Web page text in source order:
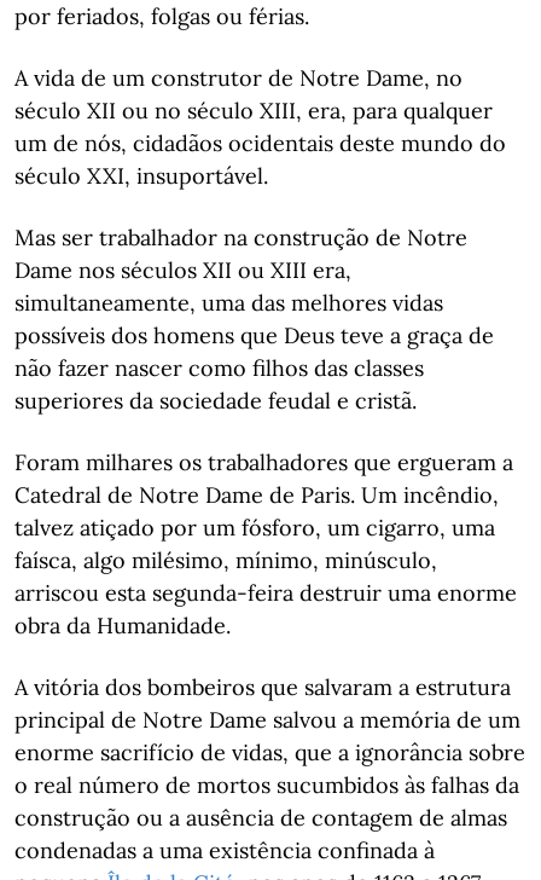
por feriados, folgas ou férias.
A vida de um construtor de Notre Dame, no
século XII ou no século XIII, era, para qualquer
um de nós, cidadãos ocidentais deste mundo do
século XXI, insuportável.
Mas ser trabalhador na construção de Notre
Dame nos séculos XII ou XIII era,
simultaneamente, uma das melhores vidas
possíveis dos homens que Deus teve a graça de
não fazer nascer como filhos das classes
superiores da sociedade feudal e cristã.
Foram milhares os trabalhadores que ergueram a
Catedral de Notre Dame de Paris. Um incêndio,
talvez atiçado por um fósforo, um cigarro, uma
faísca, algo milésimo, mínimo, minúsculo,
arriscou esta segunda-feira destruir uma enorme
obra da Humanidade.
A vitória dos bombeiros que salvaram a estrutura
principal de Notre Dame salvou a memória de um
enorme sacrifício de vidas, que a ignorância sobre
o real número de mortos sucumbidos às falhas da
construção ou a ausência de contagem de almas
condenadas a uma existência confinada à